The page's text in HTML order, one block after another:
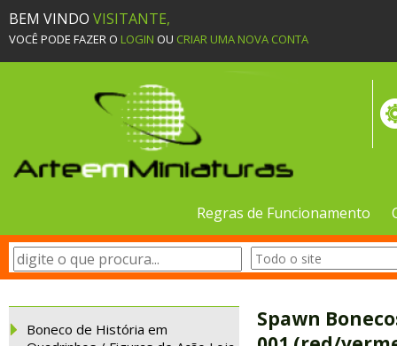
BEM VINDO VISITANTE,
VOCÊ PODE FAZER O LOGIN OU CRIAR UMA NOVA CONTA
Regras de Funcionamento
Boneco de História em
Spawn